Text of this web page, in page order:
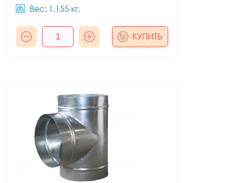
Вес: 1.155 кг.
КУПИТЬ